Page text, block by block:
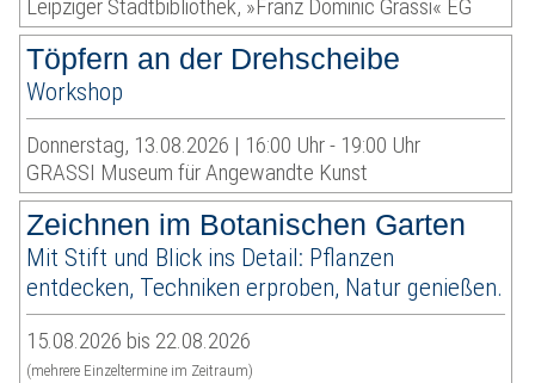
Leipziger Stadtbibliothek, »Franz Dominic Grassi« EG
Töpfern an der Drehscheibe
Workshop
Donnerstag, 13.08.2026 | 16:00 Uhr - 19:00 Uhr
GRASSI Museum für Angewandte Kunst
Zeichnen im Botanischen Garten
Mit Stift und Blick ins Detail: Pflanzen
entdecken, Techniken erproben, Natur genießen.
15.08.2026 bis 22.08.2026
(mehrere Einzeltermine im Zeitraum)